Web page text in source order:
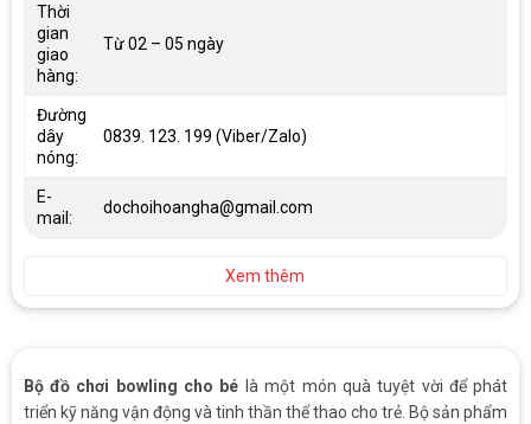
Bộ đồ chơi bowling cho bé là một món quà tuyệt vời để phát
triển kỹ năng vận động và tinh thần thể thao cho trẻ. Bộ sản phẩm
Thời
gian
giao
hàng:
Từ 02 – 05 ngày
Đường
dây
nóng:
0839. 123. 199 (Viber/Zalo)
E-
mail:
dochoihoangha@gmail.com
Xem thêm